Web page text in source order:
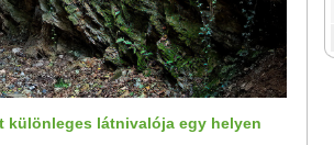
különleges látnivalója egy helyen